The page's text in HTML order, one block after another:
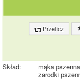
Przelicz
Skład:
mąka
zarodki